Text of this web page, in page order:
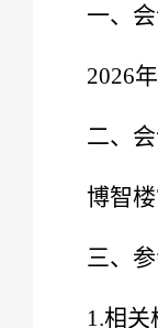
一、
2026
二、
博智
三、
1.相关